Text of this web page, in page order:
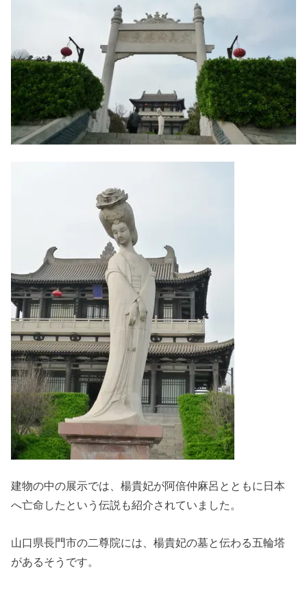
建物の中の展示では、楊貴妃が阿倍仲麻呂とともに日本
へ亡命したという伝説も紹介されていました。
山口県長門市の二尊院には、楊貴妃の墓と伝わる五輪塔
があるそうです。